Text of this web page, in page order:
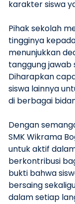
karakter siswa
Pihak sekolah
tingginya
menunjukkan
tanggung jawab
Diharapkan
siswa lainnya
di berbagai
Dengan
SMK Wikrama
untuk aktif
berkontribusi
bukti bahwa
bersaing
dalam setiap